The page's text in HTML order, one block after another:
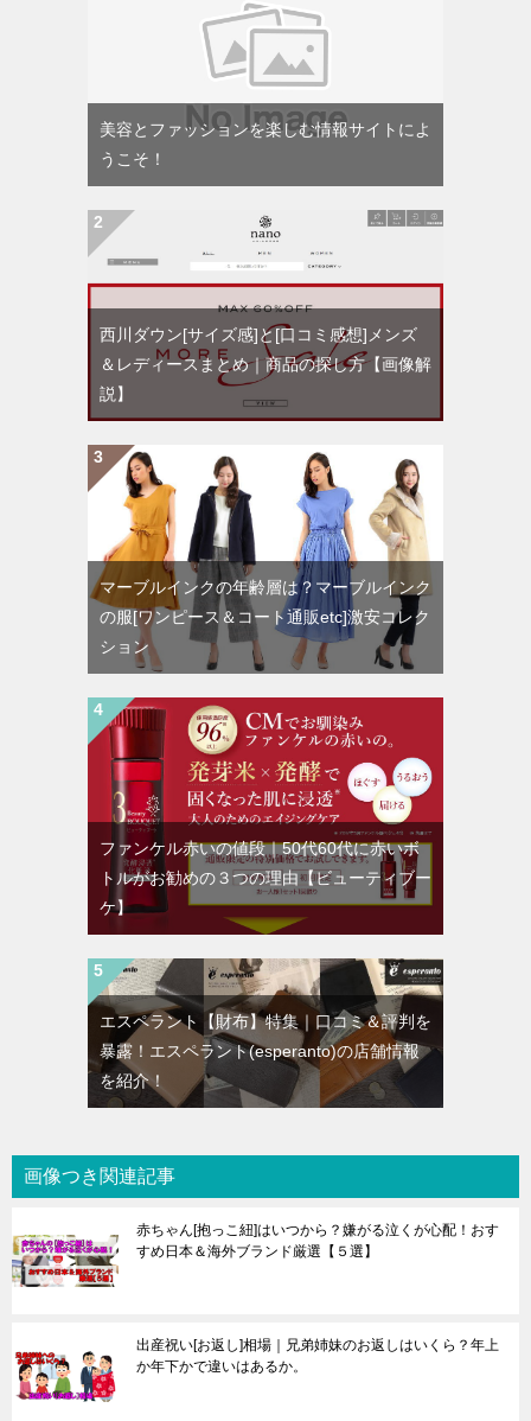
美容とファッションを楽しむ情報サイトによ
うこそ！
西川ダウン[サイズ感]と[口コミ感想]メンズ
＆レディースまとめ｜商品の探し方【画像解
説】
マーブルインクの年齢層は？マーブルインク
の服[ワンピース＆コート通販etc]激安コレク
ション
ファンケル赤いの値段｜50代60代に赤いボ
トルがお勧めの３つの理由【ビューティブー
ケ】
エスペラント【財布】特集｜口コミ＆評判を
暴露！エスペラント(esperanto)の店舗情報
を紹介！
画像つき関連記事
赤ちゃん[抱っこ紐]はいつから？嫌がる泣くが心配！おす
すめ日本＆海外ブランド厳選【５選】
出産祝い[お返し]相場｜兄弟姉妹のお返しはいくら？年上
か年下かで違いはあるか。